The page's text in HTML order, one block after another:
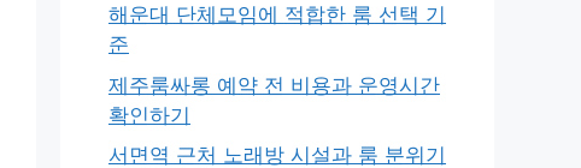
해운대 단체모임에 적합한 룸 선택 기
준
제주룸싸롱 예약 전 비용과 운영시간
확인하기
서면역 근처 노래방 시설과 룸 분위기